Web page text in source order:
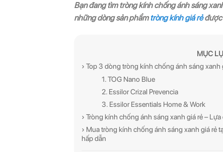
Bạn đang tìm tròng kính chống ánh sáng
những dòng sản phẩmtròng kính giá rẻđược
MỤC
› Top 3 dòng tròng kính chống ánh sáng
1. TOG Nano Blue
2. Essilor Crizal Prevencia
3. Essilor Essentials Home & Work
› Tròng kính chống ánh sáng xanh giá rẻ –
› Mua tròng kính chống ánh sáng xanh giá rẻ
hấp dẫn